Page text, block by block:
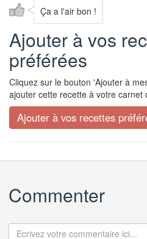
Ça a l'air bon !
Ajouter à vos
préférées
Cliquez sur le bouton 'Ajouter à
ajouter cette recette à votre carnet
Commenter